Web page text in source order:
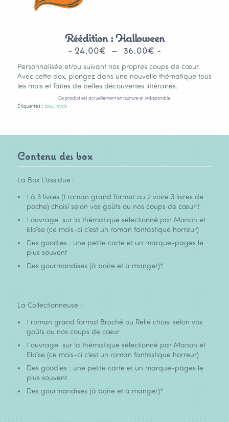
Réédition : Halloween
24.00€ – 36.00€ Plage
de
prix :
24.00€
à
Personnalisée et/ou suivant nos propres coups de cœur.
Avec cette box, plongez dans une nouvelle thématique tous
les mois et faites de belles découvertes littéraires.
Ce produit est actuellement en rupture et indisponible.
Étiquettes : box, mois
Contenu des box
La Box L’assidue :
1 à 3 livres (1 roman grand format ou 2 voire 3 livres de
poche) choisi selon vos goûts ou nos coups de cœur !
1 ouvrage sur la thématique sélectionné par Manon et
Eloïse (ce mois-ci c’est un roman fantastique horreur)
Des goodies : une petite carte et un marque-pages le
plus souvent
Des gourmandises (à boire et à manger)*
La Collectionneuse :
1 roman grand format Broché ou Relié choisi selon vos
goûts ou nos coups de cœur
1 ouvrage sur la thématique sélectionné par Manon et
Eloïse (ce mois-ci c’est un roman fantastique horreur)
Des goodies : une petite carte et un marque-pages le
plus souvent
Des gourmandises (à boire et à manger)*